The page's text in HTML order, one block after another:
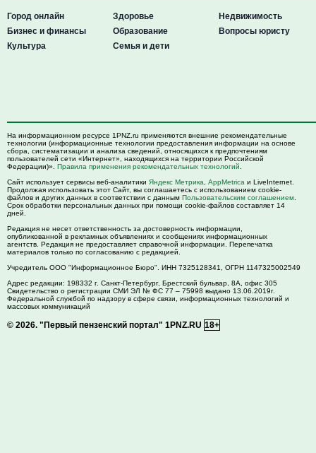
Город онлайн
Бизнес и финансы
Культура
Здоровье
Образование
Семья и дети
Недвижимость
Вопросы юристу
На информационном ресурсе 1PNZ.ru применяются внешние рекомендательные
технологии (информационные технологии предоставления информации на основе
сбора, систематизации и анализа сведений, относящихся к предпочтениям
пользователей сети «Интернет», находящихся на территории Российской
Федерации)». Правила применения рекомендательных технологий
Сайт использует сервисы веб-аналитики Яндекс Метрика AppMetrica и LiveInternet.
Продолжая использовать этот Сайт, вы соглашаетесь с использованием cookie-
файлов и других данных в соответствии с данным Пользовательским соглашением
Срок обработки персональных данных при помощи cookie-файлов составляет 14
дней.
Редакция не несет ответственность за достоверность информации,
опубликованной в рекламных объявлениях и сообщениях информационных
агентств. Редакция не предоставляет справочной информации. Перепечатка
материалов только по согласованию с редакцией.
Учредитель ООО "Информационное Бюро". ИНН 7325128341, ОГРН 1147325002549
Адрес редакции: 198332 г. Санкт-Петербург, Брестский бульвар, 8А, офис 305
Свидетельство о регистрации СМИ ЭЛ № ФС 77 – 75998 выдано 13.06.2019г.
Федеральной службой по надзору в сфере связи, информационных технологий и
массовых коммуникаций
© 2026. "Первый пензенский портал" 1PNZ.RU 18+